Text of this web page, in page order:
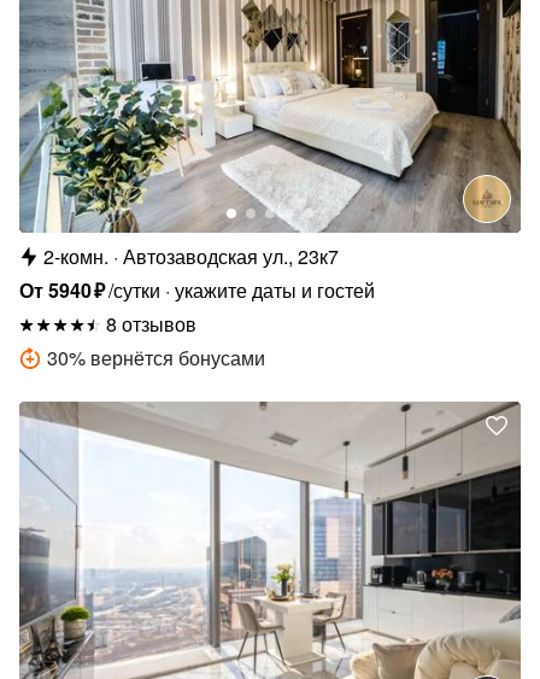
2-комн. Автозаводская ул., 23к7
От5940₽/сутки укажите даты и гостей
8 отзывов
30% вернётся бонусами